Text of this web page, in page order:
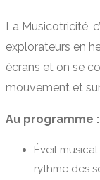
La Musicotricité,
explorateurs en
écrans et on se
mouvement et
Au programme :
Éveil
rythme des